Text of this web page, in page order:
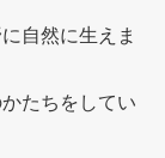
自然に生えま
たちをしてい